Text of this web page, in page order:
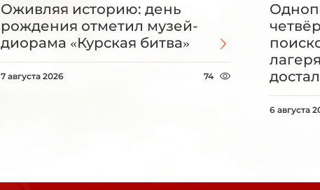
Оживляя историю: день
рождения отметил музей-
диорама «Курская битва»
7 августа 2026 74
6 августа